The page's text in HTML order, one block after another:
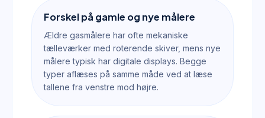
Forskel på gamle og nye målere
Ældre gasmålere har ofte mekaniske
tælleværker med roterende skiver, mens nye
målere typisk har digitale displays. Begge
typer aflæses på samme måde ved at læse
tallene fra venstre mod højre.